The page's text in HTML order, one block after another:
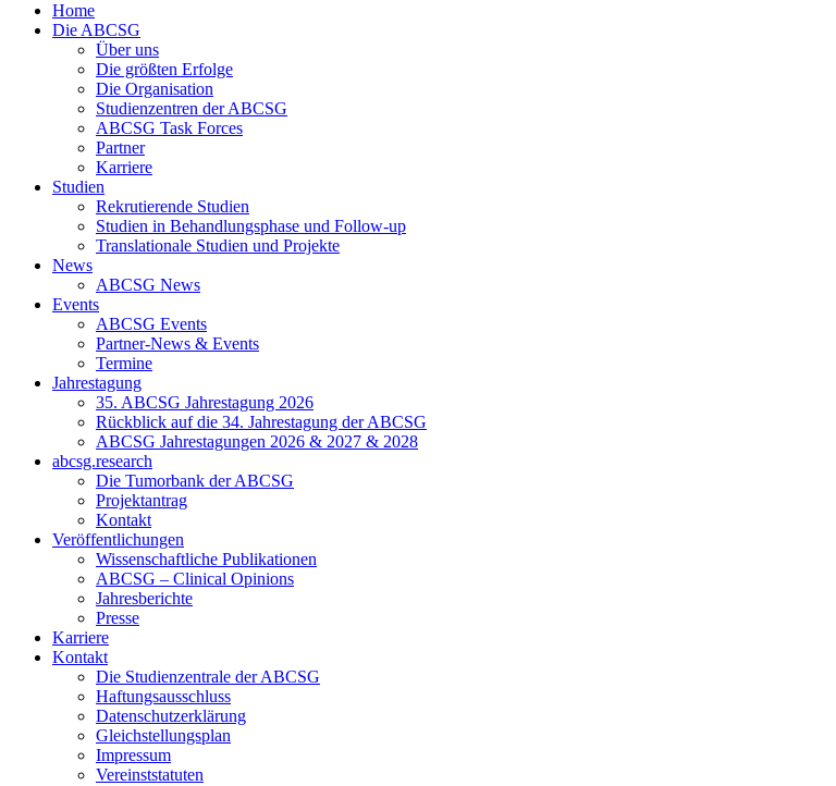
Home
Die ABCSG
Über uns
Die größten Erfolge
Die Organisation
Studienzentren der ABCSG
ABCSG Task Forces
Partner
Karriere
Studien
Rekrutierende Studien
Studien in Behandlungsphase und Follow-up
Translationale Studien und Projekte
News
ABCSG News
Events
ABCSG Events
Partner-News & Events
Termine
Jahrestagung
35. ABCSG Jahrestagung 2026
Rückblick auf die 34. Jahrestagung der ABCSG
ABCSG Jahrestagungen 2026 & 2027 & 2028
abcsg.research
Die Tumorbank der ABCSG
Projektantrag
Kontakt
Veröffentlichungen
Wissenschaftliche Publikationen
ABCSG – Clinical Opinions
Jahresberichte
Presse
Karriere
Kontakt
Die Studienzentrale der ABCSG
Haftungsausschluss
Datenschutzerklärung
Gleichstellungsplan
Impressum
Vereinststatuten